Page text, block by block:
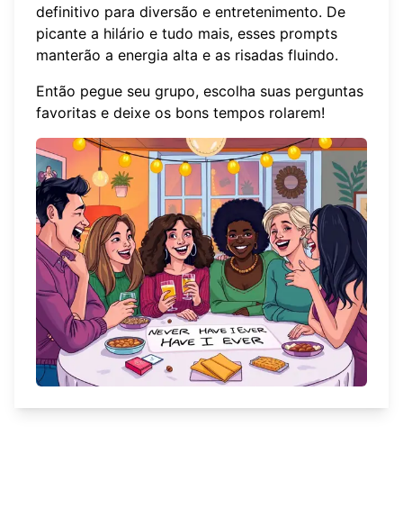
definitivo para diversão e entretenimento. De
picante a hilário e tudo mais, esses prompts
manterão a energia alta e as risadas fluindo.
Então pegue seu grupo, escolha suas perguntas
favoritas e deixe os bons tempos rolarem!